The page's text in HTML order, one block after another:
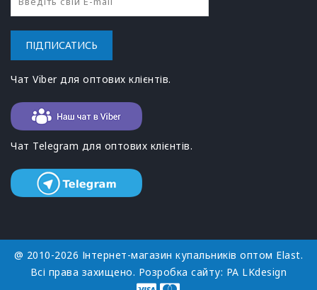
ПІДПИСАТИСЬ
Чат Viber для оптових клієнтів.
Чат Telegram для оптових клієнтів.
@ 2010-2026 Інтернет-магазин купальників оптом Elast.
Всі права захищено. Розробка сайту: РА LKdesign